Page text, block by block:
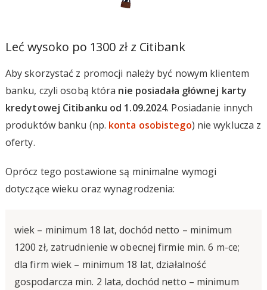
Leć wysoko po 1300 zł z Citibank
Aby skorzystać z promocji należy być nowym klientem
banku, czyli osobą która nie posiadała głównej karty
kredytowej Citibanku od 1.09.2024. Posiadanie innych
produktów banku (np. konta osobistego) nie wyklucza z
oferty.
Oprócz tego postawione są minimalne wymogi
dotyczące wieku oraz wynagrodzenia:
wiek – minimum 18 lat, dochód netto – minimum
1200 zł, zatrudnienie w obecnej firmie min. 6 m-ce;
dla firm wiek – minimum 18 lat, działalność
gospodarcza min. 2 lata, dochód netto – minimum